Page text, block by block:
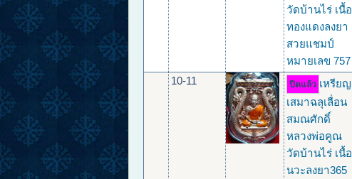
วัดบ้านไร่ เนื้อ
ทองแดงลงยา
สวยแชมป์
หมายเลข 757
10-11 ปิดแล้ว เหรียญ
เสมาฉลุเลื่อน
สมณศักดิ์
หลวงพ่อคูณ
วัดบ้านไร่ เนื้อ
นวะลงยา365